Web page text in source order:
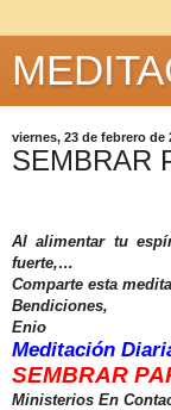
viernes, 23 de febrero de
SEMBRAR
Al alimentar tu
fuerte,…
Comparte esta
Bendiciones,
Enio
Meditación
SEMBRAR
Ministerios En